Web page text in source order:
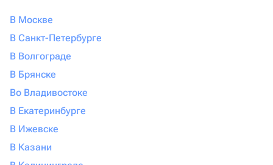
В Москве
В Санкт-Петербурге
В Волгограде
В Брянске
Во Владивостоке
В Екатеринбурге
В Ижевске
В Казани